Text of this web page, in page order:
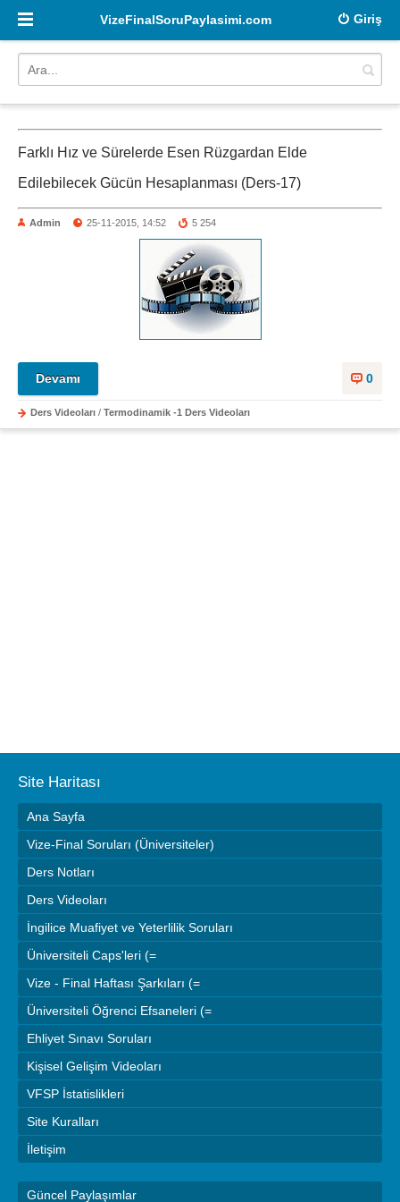
Giriş
VizeFinalSoruPaylasimi.com
Farklı Hız ve Sürelerde Esen Rüzgardan Elde
Edilebilecek Gücün Hesaplanması (Ders-17)
Admin 25-11-2015, 14:52 5 254
0
Devamı
Ders Videoları / Termodinamik -1 Ders Videoları
Site Haritası
Ana Sayfa
Vize-Final Soruları (Üniversiteler)
Ders Notları
Ders Videoları
İngilice Muafiyet ve Yeterlilik Soruları
Üniversiteli Caps'leri (=
Vize - Final Haftası Şarkıları (=
Üniversiteli Öğrenci Efsaneleri (=
Ehliyet Sınavı Soruları
Kişisel Gelişim Videoları
VFSP İstatislikleri
Site Kuralları
İletişim
Güncel Paylaşımlar